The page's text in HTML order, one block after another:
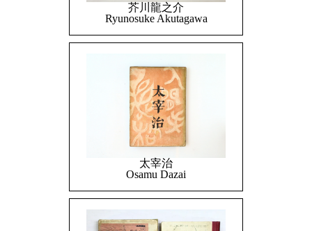
芥川龍之介
Ryunosuke Akutagawa
太宰治
Osamu Dazai